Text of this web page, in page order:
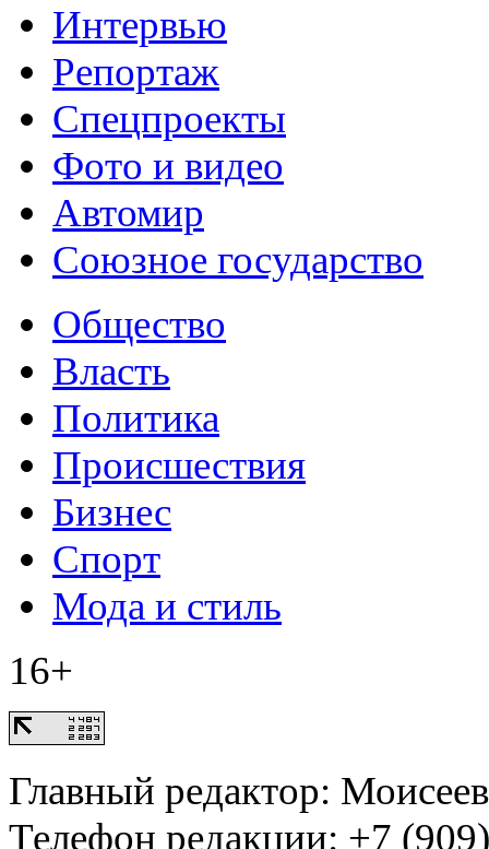
Интервью
Репортаж
Спецпроекты
Фото и видео
Автомир
Союзное государство
Общество
Власть
Политика
Происшествия
Бизнес
Спорт
Мода и стиль
16+
Главный редактор:
Телефон редакции: +7